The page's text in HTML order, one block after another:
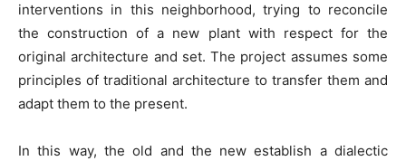
interventions in this neighborhood, trying to reconcile
the construction of a new plant with respect for the
original architecture and set. The project assumes some
principles of traditional architecture to transfer them and
adapt them to the present.
In this way, the old and the new establish a dialectic